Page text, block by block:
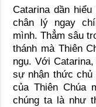
Catarina dần
chân lý ngay
mình. Thẳm sâu
thánh mà Thiên
ngụ. Với
sự nhận thức chủ
của Thiên Chúa
chúng ta là như